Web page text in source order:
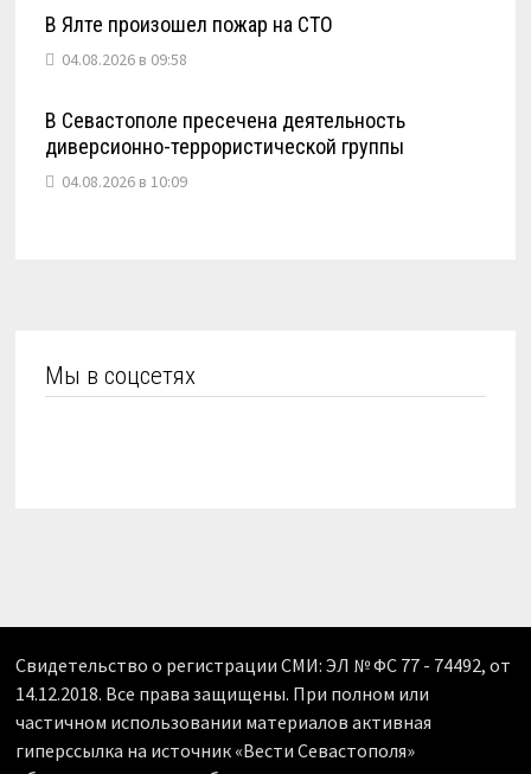
В Ялте произошел пожар на СТО
04.08.2026 в 09:58
В Севастополе пресечена деятельность
диверсионно-террористической группы
04.08.2026 в 10:09
Мы в соцсетях
Свидетельство о регистрации СМИ: ЭЛ № ФС 77 - 74492, от
14.12.2018. Все права защищены. При полном или
частичном использовании материалов активная
гиперссылка на источник «Вести Севастополя»